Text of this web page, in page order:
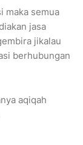
maka semua
jasa
jikalau
berhubungan
aqiqah